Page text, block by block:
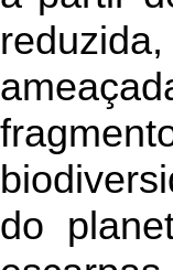
do